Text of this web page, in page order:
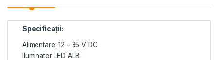
Specificaţii:
Alimentare: 12 – 35 V DC
Iluminator LED ALB